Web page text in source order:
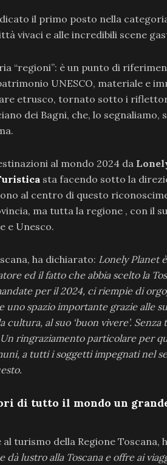
il primo posto nella
vivaci e alle incredibili scene
“regioni”: è un punto di
UNESCO, materiale e
etrusco, tornato sotto i
dei Bagni, che, lo segnaliamo,
al mondo 2024 da
sta facendo sotto la
al centro di questo
ma tutta la regione , con il
e Unesco.
ha dichiarato: Lonely Planet
ed il fatto che abbia scelto la
per il 2024, ci riempie di
spazio importante grazie alle
cultura, al suo ‘buon vivere’.
ringraziamento particolare per
a tutti i soggetti impegnati nel
di tutto il mondo un
al turismo della Regione Toscana,
lustro alla Toscana e offre ai